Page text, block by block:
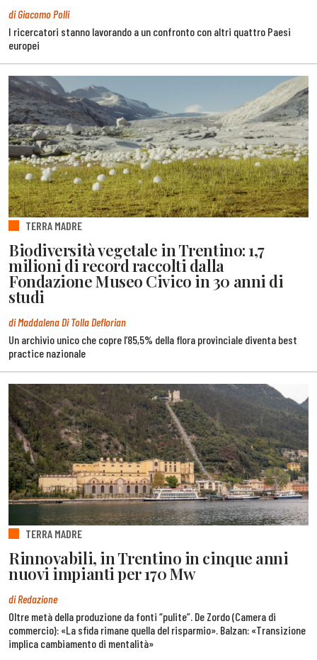
di Giacomo Polli
I ricercatori stanno lavorando a un confronto con altri quattro Paesi
europei
TERRA MADRE
Biodiversità vegetale in Trentino: 1,7
milioni di record raccolti dalla
Fondazione Museo Civico in 30 anni di
studi
di Maddalena Di Tolla Deflorian
Un archivio unico che copre l’85,5% della flora provinciale diventa best
practice nazionale
TERRA MADRE
Rinnovabili, in Trentino in cinque anni
nuovi impianti per 170 Mw
di Redazione
Oltre metà della produzione da fonti “pulite”. De Zordo (Camera di
commercio): «La sfida rimane quella del risparmio». Balzan: «Transizione
implica cambiamento di mentalità»